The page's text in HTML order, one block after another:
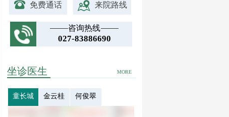
免费通话 来院路线
咨询热线
027-83886690
MORE
坐诊医生
童长城 金云桂 何俊翠